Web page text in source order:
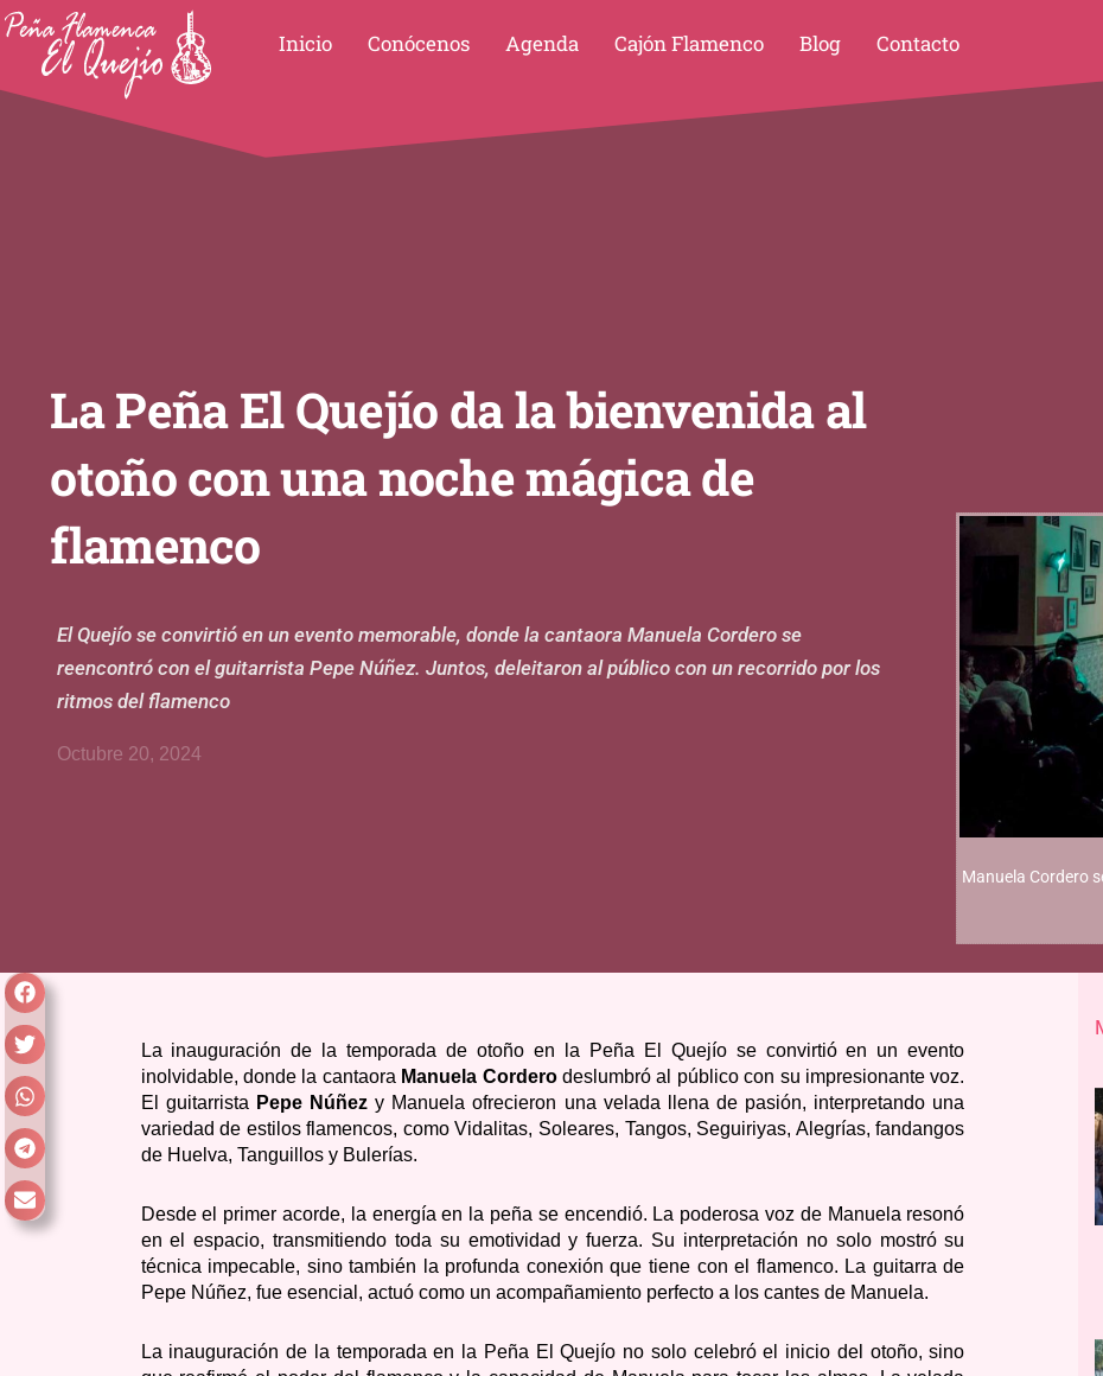
Ir
contenido
Inicio Conócenos Agenda Cajón Flamenco Blog Contacto
La Peña El Quejío da la bienvenida al
otoño con una noche mágica de
flamenco
El Quejío se convirtió en un evento memorable, donde la cantaora Manuela Cordero se
reencontró con el guitarrista Pepe Núñez. Juntos, deleitaron al público con un recorrido por los
ritmos del flamenco
Octubre 20, 2024
Manuela Cordero
La inauguración de la temporada de otoño en la Peña El Quejío se convirtió en un evento
inolvidable, donde la cantaora Manuela Corderodeslumbró al público con su impresionante voz.
El guitarrista Pepe Núñezy Manuela ofrecieron una velada llena de pasión, interpretando una
variedad de estilos flamencos, como Vidalitas, Soleares, Tangos, Seguiriyas, Alegrías, fandangos
de Huelva, Tanguillos y Bulerías.
Desde el primer acorde, la energía en la peña se encendió. La poderosa voz de Manuela resonó
en el espacio, transmitiendo toda su emotividad y fuerza. Su interpretación no solo mostró su
técnica impecable, sino también la profunda conexión que tiene con el flamenco. La guitarra de
Pepe Núñez, fue esencial, actuó como un acompañamiento perfecto a los cantes de Manuela.
La inauguración de la temporada en la Peña El Quejío no solo celebró el inicio del otoño, sino